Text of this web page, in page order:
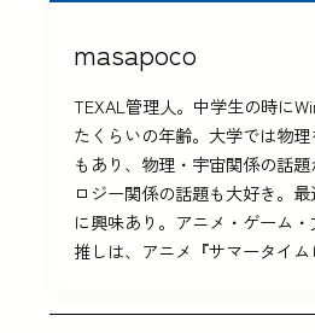
masapoco
TEXAL管理人。中学生の時に
たくらいの年齢。大学では物
もあり、物理・宇宙関係の話
ロジー関係の話題も大好き。
に興味あり。アニメ・ゲーム
推しは、アニメ『サマータイム